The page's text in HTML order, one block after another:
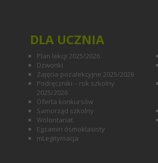
DLA UCZNIA
Plan lekcji 2025/2026
Dzwonki
Zajęcia pozalekcyjne 2025/2026
Podręczniki – rok szkolny
2025/2026
Oferta konkursów
Samorząd szkolny
Wolontariat
Egzamin ósmoklasisty
mLegitymacja